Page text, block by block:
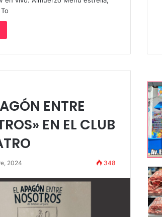
ENTRE
EN EL CLUB
2024 348